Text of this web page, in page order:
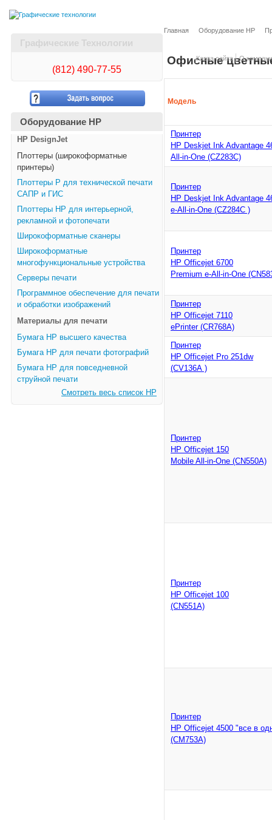
Карта сайта О
Графические Технологии
(812) 490-77-55
Оборудование HP
HP DesignJet
Плоттеры (широкоформатные
принтеры)
Плоттеры Р для технической печати
САПР и ГИС
Плоттеры НР для интерьерной,
рекламной и фотопечати
Широкоформатные сканеры
Широкоформатные
многофункциональные устройства
Серверы печати
Программное обеспечение для печати
и обработки изображений
Материалы для печати
Бумага HP высшего качества
Бумага HP для печати фотографий
Бумага HP для повседневной
струйной печати
Смотреть весь список HP
Главная Оборудование HP
Офисные
Модель
Принтер
HP Deskjet Ink Advantage
All-in-One (CZ283C)
Принтер
HP Deskjet Ink Advantage
e-All-in-One (CZ284C )
Принтер
HP Officejet 6700
Premium e-All-in-One
Принтер
HP Officejet 7110
ePrinter (CR768A)
Принтер
HP Officejet Pro 251dw
(CV136A )
Принтер
HP Officejet 150
Mobile All-in-One (CN550A)
Принтер
HP Officejet 100
(CN551A)
Принтер
HP Officejet 4500 "все в
(CM753A)